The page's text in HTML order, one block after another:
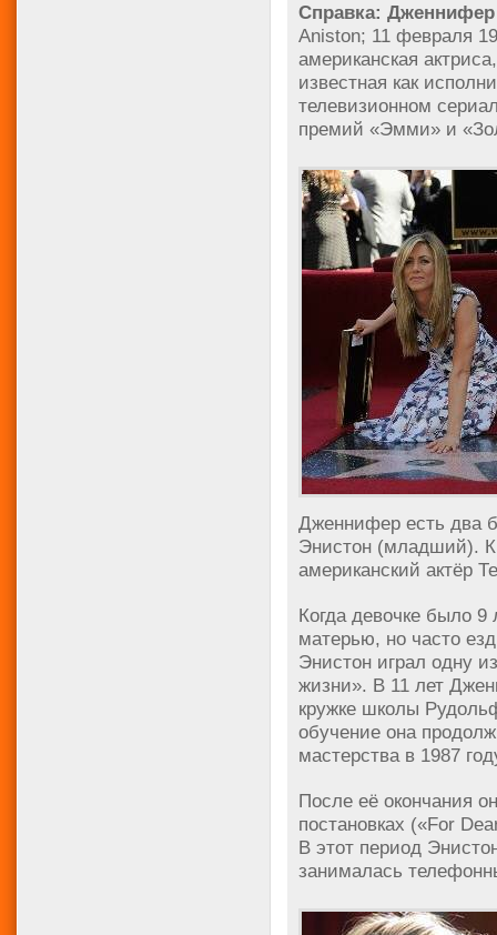
Справка:
Aniston; 11 февраля
американская
известная как
телевизионном
премий «Эмми» и
Дженнифер есть два
Энистон (младший).
американский актёр
Когда девочке было 9
матерью, но часто
Энистон играл одну
жизни». В 11 лет
кружке школы
обучение она
мастерства в 1987
После её окончания
постановках («For
В этот период
занималась